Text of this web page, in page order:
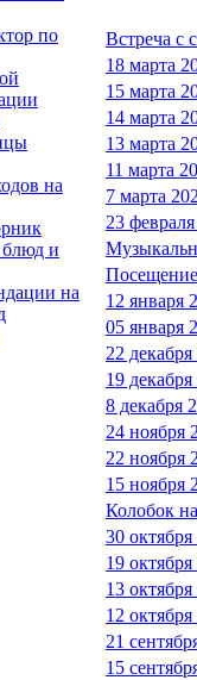
по
на
блюд и
на
Встреча с
18 марта
15 марта
14 марта
13 марта
11 марта
7 марта
23
12 января
05 января
22
19
8 декабря
24 ноября
22 ноября
15 ноября
Колобок
30
19
13
12
21
15